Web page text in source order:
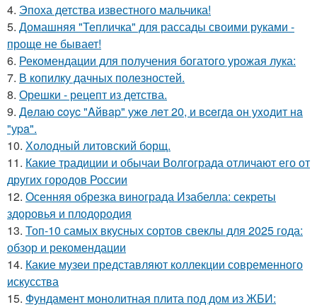
4. Эпоха детства известного мальчика!
5. Домашняя "Тепличка" для рассады своими руками -
проще не бывает!
6. Рекомендации для получения богатого урожая лука:
7. В копилку дачных полезностей.
8. Орешки - рецепт из детства.
9. Дeлaю coуc "Aйвap" ужe лeт 20, и вceгдa oн уxoдит нa
"уpa".
10. Холодный литовский борщ.
11. Какие традиции и обычаи Волгограда отличают его от
других городов России
12. Осенняя обрезка винограда Изабелла: секреты
здоровья и плодородия
13. Топ-10 самых вкусных сортов свеклы для 2025 года:
обзор и рекомендации
14. Какие музеи представляют коллекции современного
искусства
15. Фундамент монолитная плита под дом из ЖБИ: